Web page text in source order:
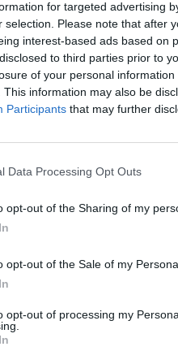
for targeted advertising
selection. Please note that after
interest-based ads based on
to third parties prior to
of your personal
This information may also be
Participants that may further
Data Processing Opt Outs
opt-out of the Sharing of my
opt-out of the Sale of my
opt-out of processing my
mrzlo jutro, čez dan
Ponekod bo pihal
na vzhodu države. Na